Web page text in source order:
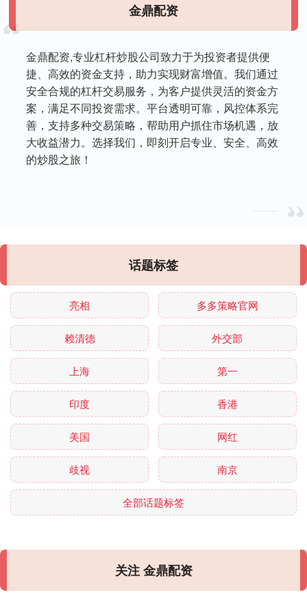
金鼎配资
金鼎配资,专业杠杆炒股公司致力于为投资者提供便
捷、高效的资金支持，助力实现财富增值。我们通过
安全合规的杠杆交易服务，为客户提供灵活的资金方
案，满足不同投资需求。平台透明可靠，风控体系完
善，支持多种交易策略，帮助用户抓住市场机遇，放
大收益潜力。选择我们，即刻开启专业、安全、高效
的炒股之旅！
话题标签
亮相 多多策略官网
赖清德 外交部
上海 第一
印度 香港
美国 网红
歧视 南京
全部话题标签
关注 金鼎配资